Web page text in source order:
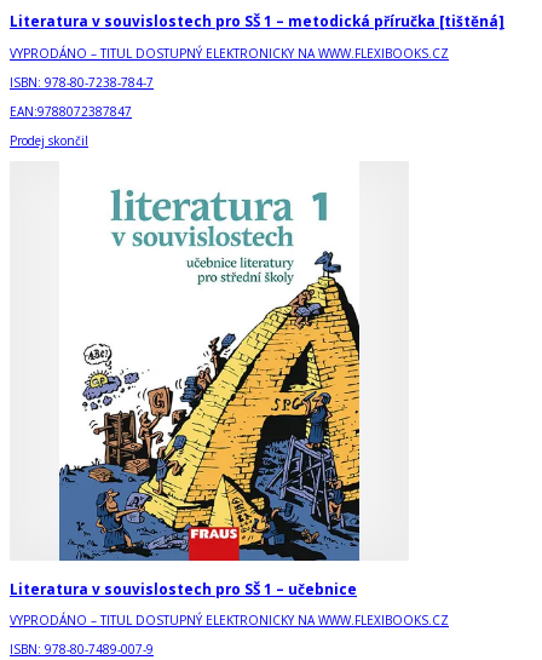
Literatura v souvislostech pro SŠ 1 – metodická příručka [tištěná]
VYPRODÁNO – TITUL DOSTUPNÝ ELEKTRONICKY NA WWW.FLEXIBOOKS.CZ
ISBN: 978-80-7238-784-7
EAN:9788072387847
Prodej skončil
Literatura v souvislostech pro SŠ 1 – učebnice
VYPRODÁNO – TITUL DOSTUPNÝ ELEKTRONICKY NA WWW.FLEXIBOOKS.CZ
ISBN: 978-80-7489-007-9